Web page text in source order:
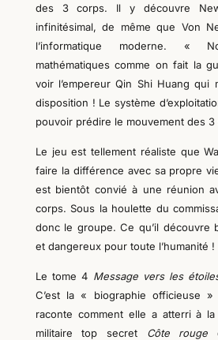
des 3corps. Il y découvre
infinitésimal,de même que Von
l’informatique moderne. «
mathématiques comme on fait la
voir l’empereur Qin Shi Huang qui
disposition ! Le système
pouvoir prédire le mouvement des 3
Le jeu est tellement réaliste que
faire la différence avec sa propre
est bientôt convié à une réunion
corps. Sous la houlette du
donc le groupe. Ce qu’il découvre
et dangereux pour toute l’humanité !
Le tome 4 Message vers les
C’est la « biographie officieuse
raconte comment elle a atterri à
militaire top secret Côte rouge